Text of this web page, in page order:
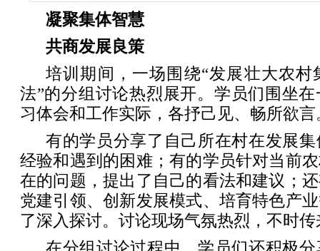
凝聚集体智慧
共商发展良策
培训期间，一场围绕“发展壮大农
法”的分组讨论热烈展开。学员们围坐
习体会和工作实际，各抒己见、畅所欲言
有的学员分享了自己所在村在发展
经验和遇到的困难；有的学员针对当前
在的问题，提出了自己的看法和建议；
党建引领、创新发展模式、培育特色产
了深入探讨。讨论现场气氛热烈，不时